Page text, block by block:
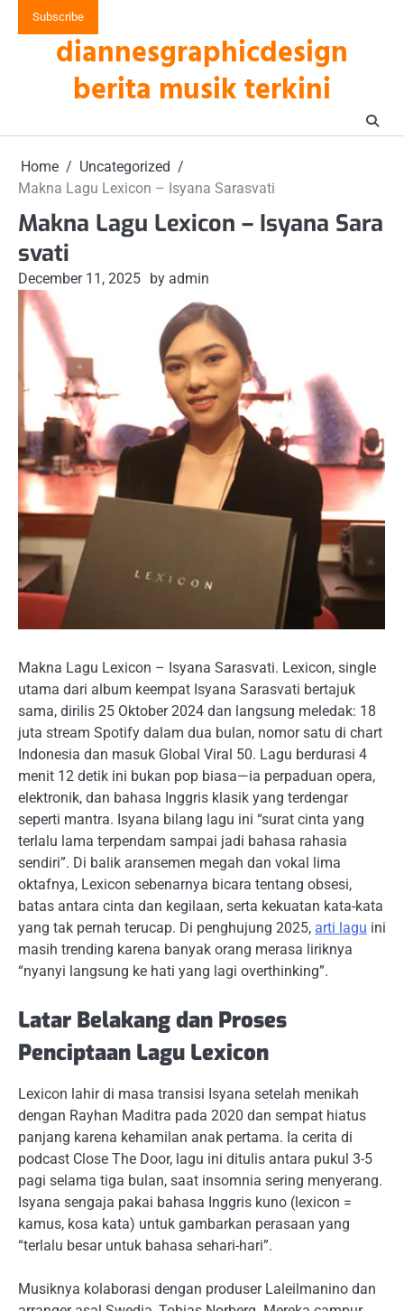
Subscribe
diannesgraphicdesign
berita musik terkini
Home
Uncategorized
Makna Lagu Lexicon – Isyana Sarasvati
Makna Lagu Lexicon – Isyana Sara
svati
December 11, 2025 by admin
Makna Lagu Lexicon – Isyana Sarasvati. Lexicon, single
utama dari album keempat Isyana Sarasvati bertajuk
sama, dirilis 25 Oktober 2024 dan langsung meledak: 18
juta stream Spotify dalam dua bulan, nomor satu di chart
Indonesia dan masuk Global Viral 50. Lagu berdurasi 4
menit 12 detik ini bukan pop biasa—ia perpaduan opera,
elektronik, dan bahasa Inggris klasik yang terdengar
seperti mantra. Isyana bilang lagu ini “surat cinta yang
terlalu lama terpendam sampai jadi bahasa rahasia
sendiri”. Di balik aransemen megah dan vokal lima
oktafnya, Lexicon sebenarnya bicara tentang obsesi,
batas antara cinta dan kegilaan, serta kekuatan kata-kata
yang tak pernah terucap. Di penghujung 2025, arti lagu ini
masih trending karena banyak orang merasa liriknya
“nyanyi langsung ke hati yang lagi overthinking”.
Latar Belakang dan Proses
Penciptaan Lagu Lexicon
Lexicon lahir di masa transisi Isyana setelah menikah
dengan Rayhan Maditra pada 2020 dan sempat hiatus
panjang karena kehamilan anak pertama. Ia cerita di
podcast Close The Door, lagu ini ditulis antara pukul 3-5
pagi selama tiga bulan, saat insomnia sering menyerang.
Isyana sengaja pakai bahasa Inggris kuno (lexicon =
kamus, kosa kata) untuk gambarkan perasaan yang
“terlalu besar untuk bahasa sehari-hari”.
Musiknya kolaborasi dengan produser Laleilmanino dan